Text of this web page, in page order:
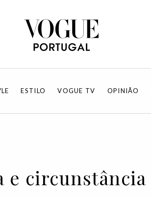
ESTILO VOGUE TV OPINIÃO
e circunstância